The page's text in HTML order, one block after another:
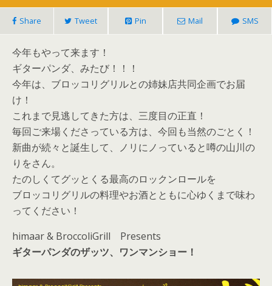
Share Tweet Pin Mail SMS
今年もやって来ます！
ギターパンダ、みたび！！！
今年は、ブロッコリグリルとの姉妹店共同企画でお届
け！
これまで見逃してきた方は、三度目の正直！
毎回ご来場くださっている方は、今回も当然のごとく！
新曲が続々と誕生して、ノリにノっていると噂の山川の
りをさん。
たのしくてグッとくる最高のロックンロールを
ブロッコリグリルの料理やお酒とともに心ゆくまで味わ
ってください！
himaar & BroccoliGrill Presents
ギターパンダのザッツ、ワンマンショー！